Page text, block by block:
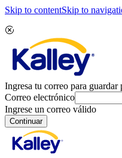
Skip to contentSkip to
Ingresa tu correo para
Correo electrónico
Ingrese un correo válido
Continuar